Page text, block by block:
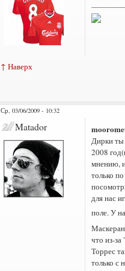
↑ Наверх
Ср, 03/06/2009 - 10:32
Matador
Дирки ты
2008
мнению,
только
для нас
поле. У
что из-
Торрес
только с